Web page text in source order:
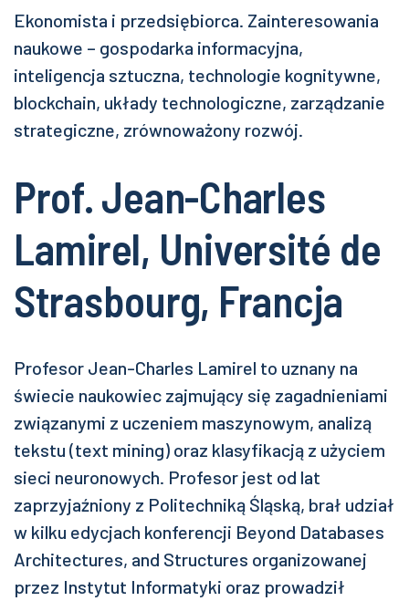
Ekonomista i przedsiębiorca. Zainteresowania
naukowe – gospodarka informacyjna,
inteligencja sztuczna, technologie kognitywne,
blockchain, układy technologiczne, zarządzanie
strategiczne, zrównoważony rozwój.
Prof. Jean-Charles
Lamirel, Université de
Strasbourg, Francja
Profesor Jean-Charles Lamirel to uznany na
świecie naukowiec zajmujący się zagadnieniami
związanymi z uczeniem maszynowym, analizą
tekstu (text mining) oraz klasyfikacją z użyciem
sieci neuronowych. Profesor jest od lat
zaprzyjaźniony z Politechniką Śląską, brał udział
w kilku edycjach konferencji Beyond Databases
Architectures, and Structures organizowanej
przez Instytut Informatyki oraz prowadził